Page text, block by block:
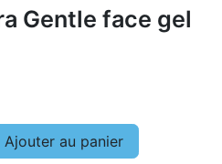
Gentle face gel
Ajouter au panier